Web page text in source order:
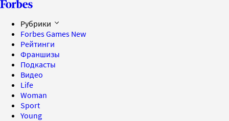
Рубрики
Forbes Games New
Рейтинги
Франшизы
Подкасты
Видео
Life
Woman
Sport
Young